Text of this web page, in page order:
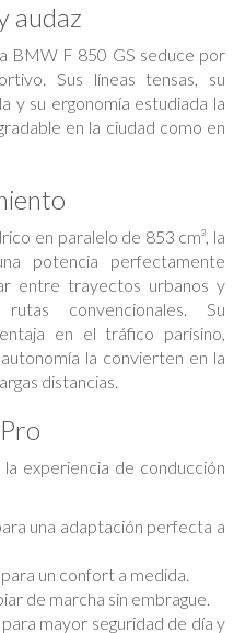
audaz
BMW F 850 GS seduce por
Sus líneas tensas, su
y su ergonomía estudiada la
en la ciudad como en
en paralelo de 853 cm³, la
potencia perfectamente
entre trayectos urbanos y
convencionales. Su
en el tráfico parisino,
la convierten en la
distancias.
experiencia de conducción
una adaptación perfecta a
para un confort a medida.
de marcha sin embrague.
para mayor seguridad de día y